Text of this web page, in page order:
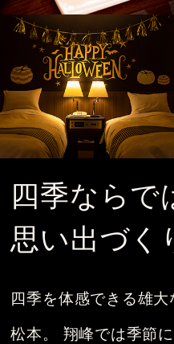
四季ならで
思い出づく
四季を体感できる雄大
松本。 翔峰では季節